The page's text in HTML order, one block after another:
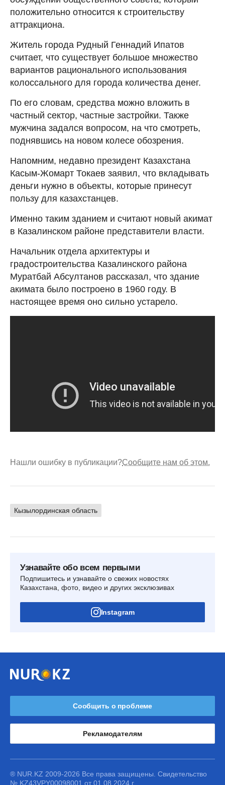
положительно относится к строительству
аттракциона.
Житель города Рудный Геннадий Ипатов
считает, что существует большое множество
вариантов рационального использования
колоссального для города количества денег.
По его словам, средства можно вложить в
частный сектор, частные застройки. Также
мужчина задался вопросом, на что смотреть,
поднявшись на новом колесе обозрения.
Напомним, недавно президент Казахстана
Касым-Жомарт Токаев заявил, что вкладывать
деньги нужно в объекты, которые принесут
пользу для казахстанцев.
Именно таким зданием и считают новый акимат
в Казалинском районе представители власти.
Начальник отдела архитектуры и
градостроительства Казалинского района
Муратбай Абсултанов рассказал, что здание
акимата было построено в 1960 году. В
настоящее время оно сильно устарело.
Нашли ошибку в публикации?Сообщите нам об этом.
Кызылординская область
Узнавайте обо всем первыми
Подпишитесь и узнавайте о свежих новостях
Казахстана, фото, видео и других эксклюзивах
Instagram
Сообщить о проблеме
Рекламодателям
® NUR.KZ 2009-2026 Все права защищены. Свидетельство
№ KZ43VPY00098001 от 01.08.2024 г.